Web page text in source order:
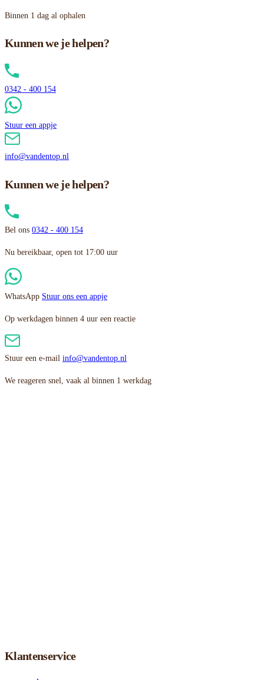
Binnen 1 dag al ophalen
Kunnen we je helpen?
0342 - 400 154
Stuur een appje
info@vandentop.nl
Kunnen we je helpen?
Bel ons 0342 - 400 154
Nu bereikbaar, open tot 17:00 uur
WhatsApp Stuur ons een appje
Op werkdagen binnen 4 uur een reactie
Stuur een e-mail info@vandentop.nl
We reageren snel, vaak al binnen 1 werkdag
Klantenservice